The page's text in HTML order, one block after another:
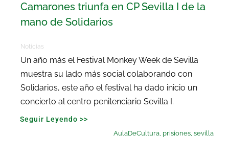
Camarones triunfa en CP Sevilla I de la
mano de Solidarios
Noticias
Un año más el Festival Monkey Week de Sevilla
muestra su lado más social colaborando con
Solidarios, este año el festival ha dado inicio un
concierto al centro penitenciario Sevilla I.
Seguir Leyendo >>
AulaDeCultura, prisiones,sevilla